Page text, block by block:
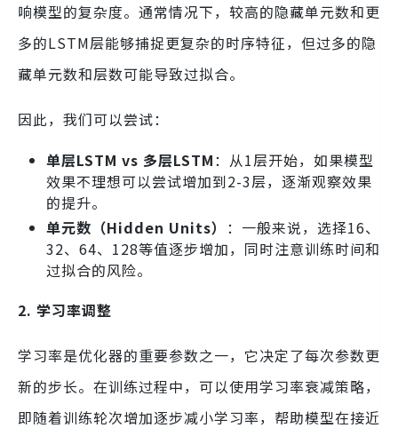
响模型的复杂度。通常情况下，较高的隐藏单元数和更
多的LSTM层能够捕捉更复杂的时序特征，但过多的隐
藏单元数和层数可能导致过拟合。
因此，我们可以尝试：
单层LSTM vs 多层LSTM：从1层开始，如果模型
效果不理想可以尝试增加到2-3层，逐渐观察效果
的提升。
单元数（Hidden Units） ：一般来说，选择16、
32、64、128等值逐步增加，同时注意训练时间和
过拟合的风险。
2. 学习率调整
学习率是优化器的重要参数之一，它决定了每次参数更
新的步长。在训练过程中，可以使用学习率衰减策略，
即随着训练轮次增加逐步减小学习率，帮助模型在接近